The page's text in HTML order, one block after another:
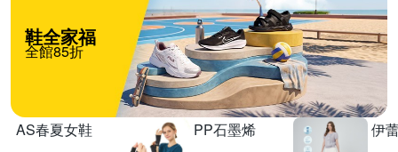
鞋全家福
全館85折
AS春夏女鞋
PP石墨烯
伊